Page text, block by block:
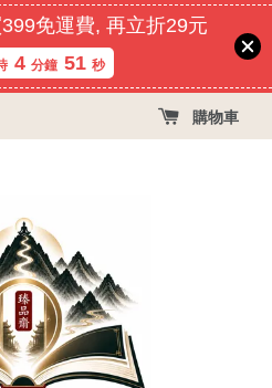
免運費, 再立折29元
4 分鐘 51 秒
購物車